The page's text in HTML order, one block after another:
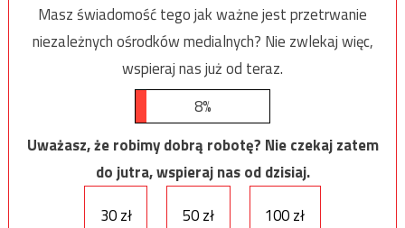
Masz świadomość tego jak ważne jest przetrwanie
niezależnych ośrodków medialnych? Nie zwlekaj więc,
wspieraj nas już od teraz.
8%
Uważasz, że robimy dobrą robotę? Nie czekaj zatem
do jutra, wspieraj nas od dzisiaj.
30 zł
50 zł 100 zł